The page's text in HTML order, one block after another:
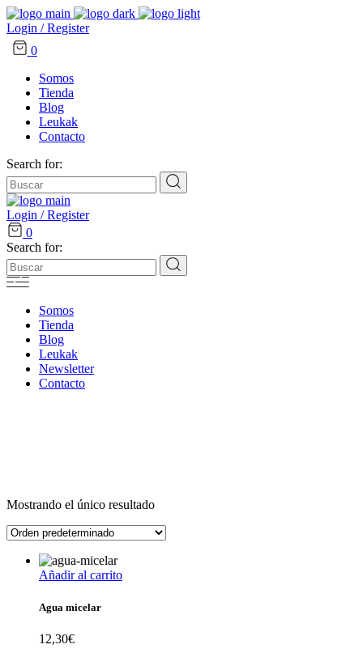
Login / Register
0
Somos
Tienda
Blog
Leukak
Contacto
Search for:
Login / Register
0
Search for:
Somos
Tienda
Blog
Leukak
Newsletter
Contacto
Mostrando el único resultado
Añadir al carrito
Agua micelar
12,30€